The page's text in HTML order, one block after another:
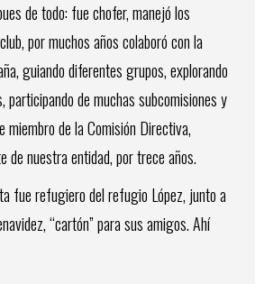
de todo: fue chofer, manejó los
por muchos años colaboró con la
guiando diferentes grupos, explorando
participando de muchas subcomisiones y
de la Comisión Directiva,
de nuestra entidad, por trece años.
fue refugiero del refugio López, junto a
“cartón” para sus amigos. Ahí